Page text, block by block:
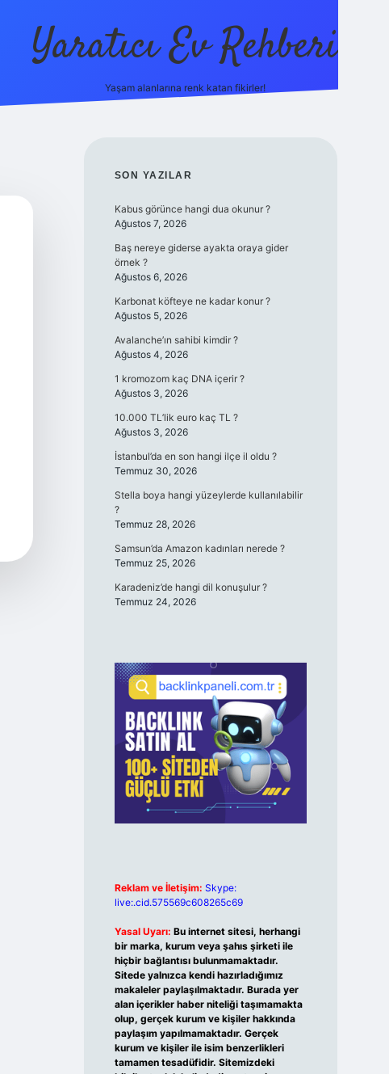
Yaratıcı Ev Rehberi
Yaşam alanlarına renk katan fikirler!
SIDEBAR
SON YAZILAR
Kabus görünce hangi dua okunur ?
Ağustos 7, 2026
Baş nereye giderse ayakta oraya gider
örnek ?
Ağustos 6, 2026
Karbonat köfteye ne kadar konur ?
Ağustos 5, 2026
Avalanche’ın sahibi kimdir ?
Ağustos 4, 2026
1 kromozom kaç DNA içerir ?
Ağustos 3, 2026
10.000 TL’lik euro kaç TL ?
Ağustos 3, 2026
İstanbul’da en son hangi ilçe il oldu ?
Temmuz 30, 2026
Stella boya hangi yüzeylerde kullanılabilir
?
Temmuz 28, 2026
Samsun’da Amazon kadınları nerede ?
Temmuz 25, 2026
Karadeniz’de hangi dil konuşulur ?
Temmuz 24, 2026
Reklam ve İletişim: Skype:
live:.cid.575569c608265c69
Yasal Uyarı: Bu internet sitesi, herhangi
bir marka, kurum veya şahıs şirketi ile
hiçbir bağlantısı bulunmamaktadır.
Sitede yalnızca kendi hazırladığımız
makaleler paylaşılmaktadır. Burada yer
alan içerikler haber niteliği taşımamakta
olup, gerçek kurum ve kişiler hakkında
paylaşım yapılmamaktadır. Gerçek
kurum ve kişiler ile isim benzerlikleri
tamamen tesadüfidir. Sitemizdeki